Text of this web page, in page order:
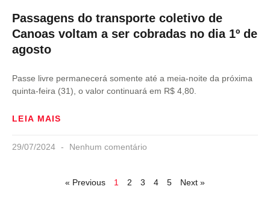
Passagens do transporte coletivo de
Canoas voltam a ser cobradas no dia 1º de
agosto
Passe livre permanecerá somente até a meia-noite da próxima
quinta-feira (31), o valor continuará em R$ 4,80.
LEIA MAIS
29/07/2024 Nenhum comentário
« Previous 1 2 3 4 5 Next »